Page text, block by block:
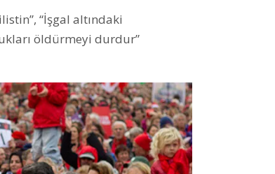
“İşgal altındaki
öldürmeyi durdur”